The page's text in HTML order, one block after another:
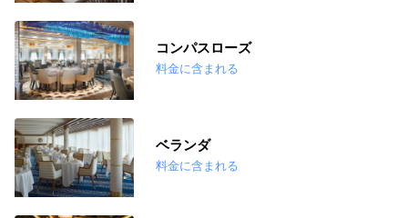
コンパスローズ
料金に含まれる
ベランダ
料金に含まれる